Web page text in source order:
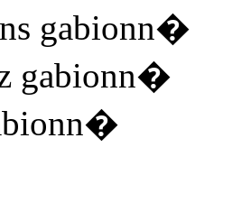
gabionn�
gabionn�
�